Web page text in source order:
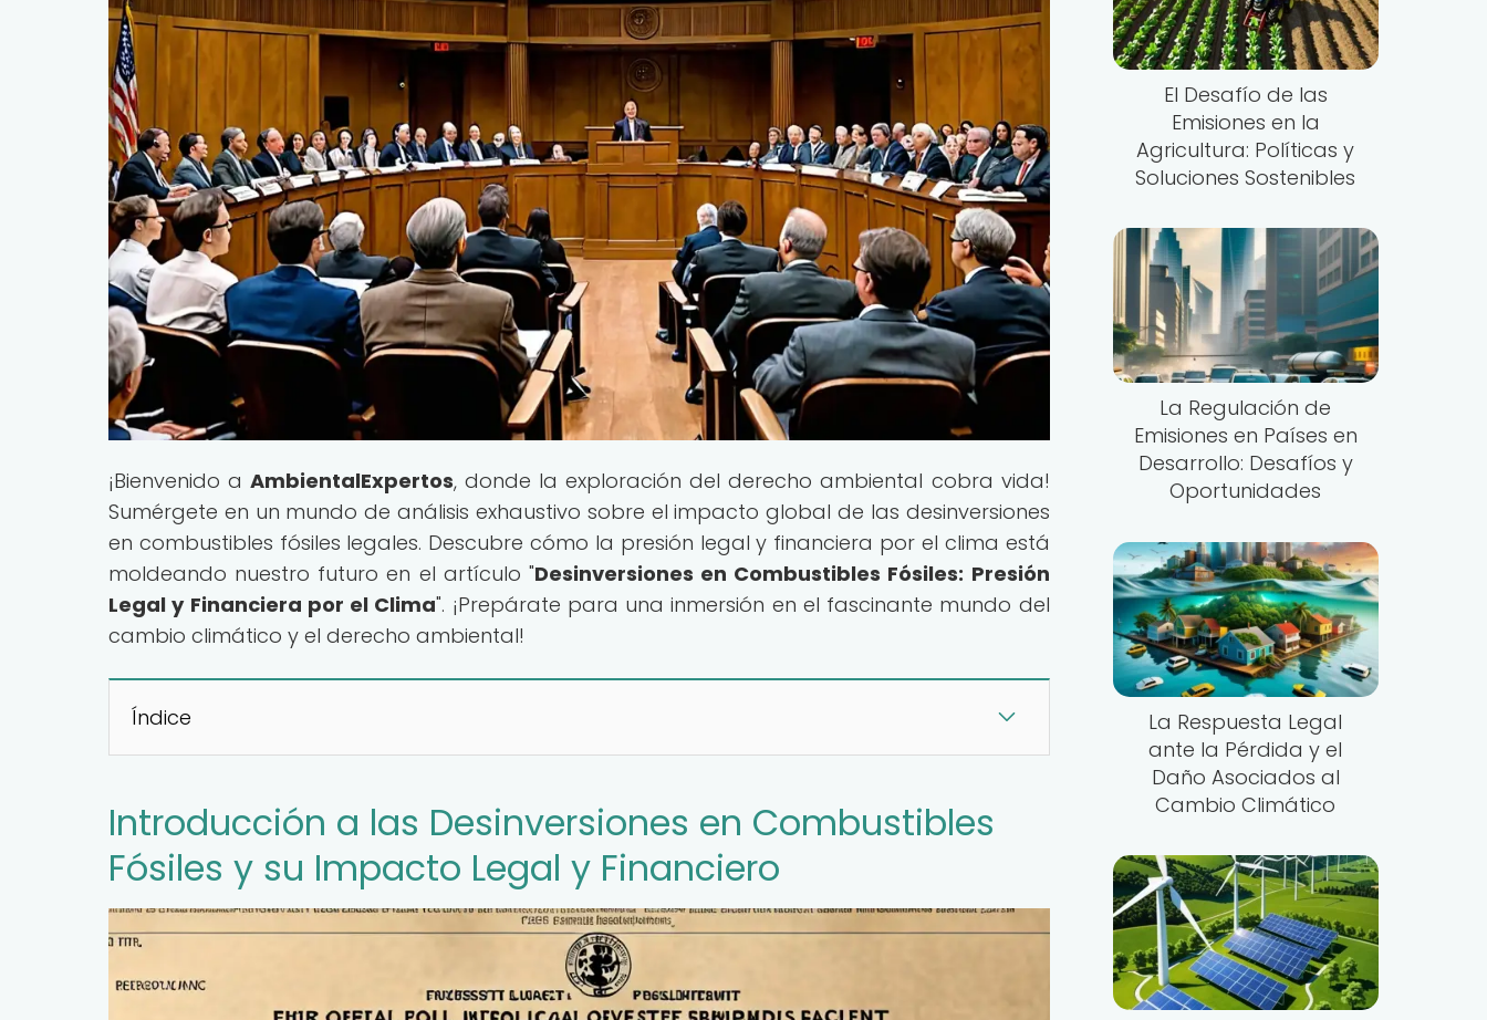
¡Bienvenido aAmbientalExpertos, donde la exploración del derecho ambiental cobra vida!
Sumérgete en un mundo de análisis exhaustivo sobre el impacto global de las desinversiones
en combustibles fósiles legales. Descubre cómo la presión legal y financiera por el clima está
moldeando nuestro futuro en el artículo "Desinversiones en Combustibles Fósiles: Presión
Legal y Financiera por el Clima". ¡Prepárate para una inmersión en el fascinante mundo del
cambio climático y el derecho ambiental!
Índice
Introducción a las Desinversiones en Combustibles
Fósiles y su Impacto Legal y Financiero
El Desafío de las
Emisiones en la
Agricultura: Políticas y
Soluciones Sostenibles
La Regulación de
Emisiones en Países en
Desarrollo: Desafíos y
Oportunidades
La Respuesta Legal
ante la Pérdida y el
Daño Asociados al
Cambio Climático